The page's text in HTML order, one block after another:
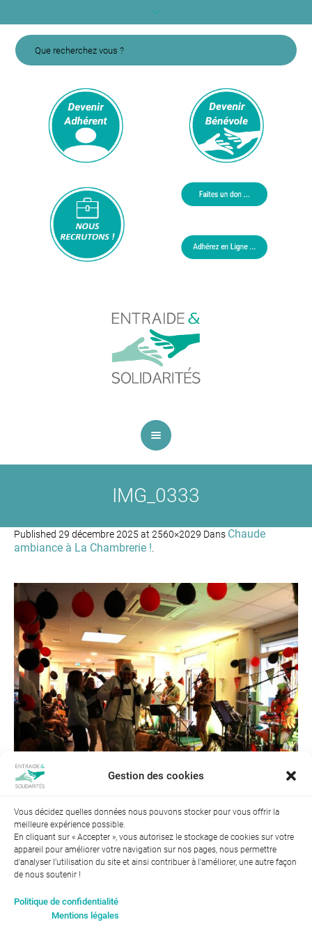
Gestion des cookies
Vous décidez quelles données nous pouvons stocker pour vous offrir la
meilleure expérience possible.
En cliquant sur « Accepter », vous autorisez le stockage de cookies sur votre
appareil pour améliorer votre navigation sur nos pages, nous permettre
d'analyser l’utilisation du site et ainsi contribuer à l'améliorer, une autre façon
de nous soutenir !
Politique de confidentialité
Mentions légales
IMG_0333
Published 29 décembre 2025 at 2560×2029 Dans Chaude
ambiance à La Chambrerie !
← Précédent
femmes : 94